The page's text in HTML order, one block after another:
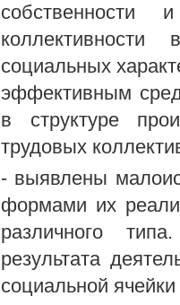
собственности
социальных
эффективным
в структуре
трудовых
- выявлены
формами их
различного
результата
социальной